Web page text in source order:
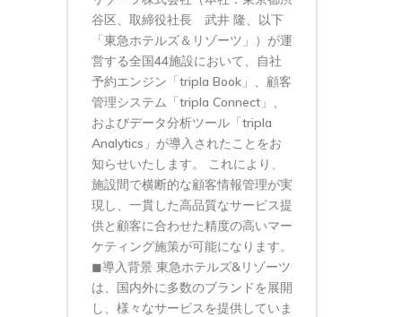
谷区、取締役社長 武井 隆、以下
「東急ホテルズ＆リゾーツ」）が運
営する全国44施設において、自社
予約エンジン「tripla Book」、顧客
管理システム「tripla Connect」、
およびデータ分析ツール「tripla
Analytics」が導入されたことをお
知らせいたします。 これにより、
施設間で横断的な顧客情報管理が実
現し、一貫した高品質なサービス提
供と顧客に合わせた精度の高いマー
ケティング施策が可能になります。
◼︎導入背景 東急ホテルズ&リゾーツ
は、国内外に多数のブランドを展開
し、様々なサービスを提供していま